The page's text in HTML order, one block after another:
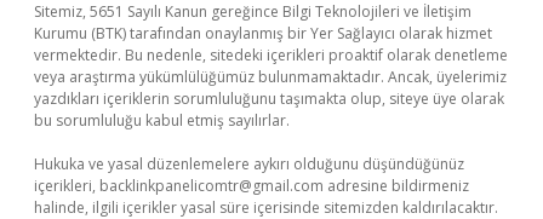
Sitemiz, 5651 Sayılı Kanun gereğince Bilgi Teknolojileri ve İletişim
Kurumu (BTK) tarafından onaylanmış bir Yer Sağlayıcı olarak hizmet
vermektedir. Bu nedenle, sitedeki içerikleri proaktif olarak denetleme
veya araştırma yükümlülüğümüz bulunmamaktadır. Ancak, üyelerimiz
yazdıkları içeriklerin sorumluluğunu taşımakta olup, siteye üye olarak
bu sorumluluğu kabul etmiş sayılırlar.
Hukuka ve yasal düzenlemelere aykırı olduğunu düşündüğünüz
içerikleri, backlinkpanelicomtr@gmail.com adresine bildirmeniz
halinde, ilgili içerikler yasal süre içerisinde sitemizden kaldırılacaktır.